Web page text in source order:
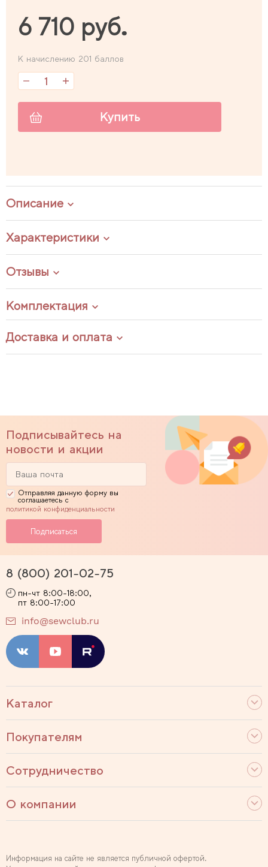
6 710 руб.
К начислению 201 баллов
Купить
Описание
Характеристики
Отзывы
Комплектация
Доставка и оплата
Подписывайтесь на
новости и акции
Отправляя данную форму вы
соглашаетесь с
политикой конфиденциальности
Каталог
Покупателям
Сотрудничество
О компании
8 (800) 201-02-75
пн-чт 8:00-18:00,
пт 8:00-17:00
info@sewclub.ru
Информация на сайте не является публичной офертой.